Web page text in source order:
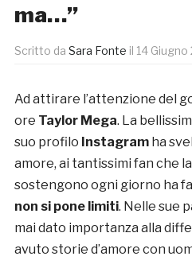
ma…”
Scritto da Sara Fonte il 14 Giugno
Ad attirare l’attenzione del
ore Taylor Mega. La
suo profilo Instagram ha
amore, ai tantissimi fan che
sostengono ogni giorno ha
non si pone limiti. Nelle sue
mai dato importanza alla
avuto storie d’amore con